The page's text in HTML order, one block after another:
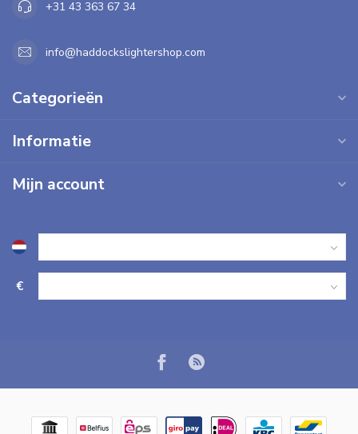
+31 43 363 67 34
info@haddockslightershop.com
Categorieën
Informatie
Mijn account
€